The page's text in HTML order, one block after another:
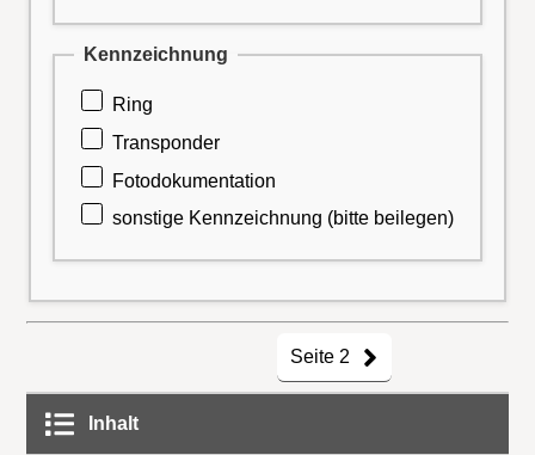
Kennzeichnung
Ring
Transponder
Fotodokumentation
sonstige Kennzeichnung (bitte beilegen)
Seite 2
Inhalt